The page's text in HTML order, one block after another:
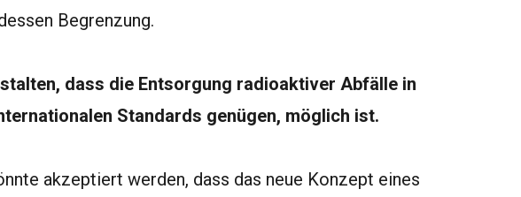
Begrenzung.
dass die Entsorgung radioaktiver Abfälle in
Standards genügen, möglich ist.
akzeptiert werden, dass das neue Konzept eines